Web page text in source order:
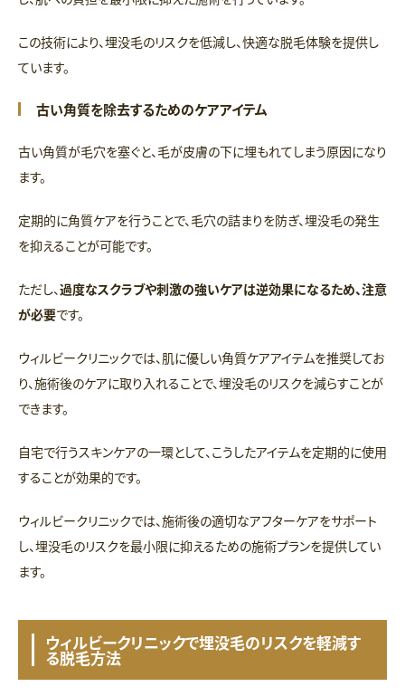
この技術により、埋没毛のリスクを低減し、快適な脱毛体験を提供し
ています。
古い角質を除去するためのケアアイテム
古い角質が毛穴を塞ぐと、毛が皮膚の下に埋もれてしまう原因になり
ます。
定期的に角質ケアを行うことで、毛穴の詰まりを防ぎ、埋没毛の発生
を抑えることが可能です。
ただし、過度なスクラブや刺激の強いケアは逆効果になるため、注意
が必要です。
ウィルビークリニックでは、肌に優しい角質ケアアイテムを推奨してお
り、施術後のケアに取り入れることで、埋没毛のリスクを減らすことが
できます。
自宅で行うスキンケアの一環として、こうしたアイテムを定期的に使用
することが効果的です。
ウィルビークリニックでは、施術後の適切なアフターケアをサポート
し、埋没毛のリスクを最小限に抑えるための施術プランを提供してい
ます。
ウィルビークリニックで埋没毛のリスクを軽減す
る脱毛方法